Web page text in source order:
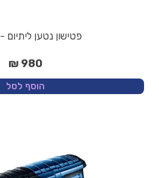
פטישון נטען ליתיום - 18 וולט
980 ₪
הוסף לסל